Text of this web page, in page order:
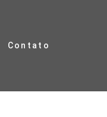
Contato